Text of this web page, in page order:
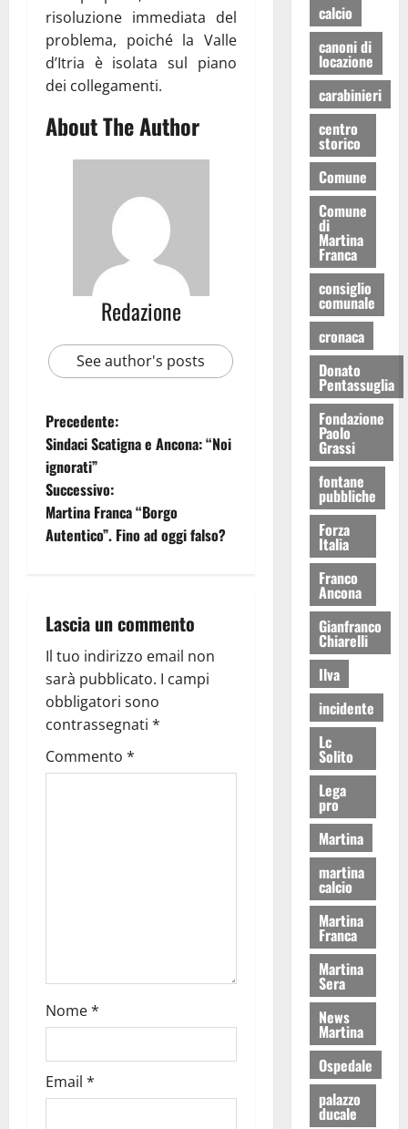
risoluzione immediata del
problema, poiché la Valle
d’Itria è isolata sul piano
dei collegamenti.
About The Author
Redazione
See author's posts
Precedente:
Sindaci Scatigna e Ancona: “Noi
ignorati”
Successivo:
Martina Franca “Borgo
Autentico”. Fino ad oggi falso?
Lascia un commento
Il tuo indirizzo email non
sarà pubblicato. I campi
obbligatori sono
contrassegnati *
Commento *
Nome*
Email *
calcio
canoni di
locazione
carabinieri
centro
storico
Comune
Comune
di
Martina
Franca
consiglio
comunale
cronaca
Donato
Pentassuglia
Fondazione
Paolo
Grassi
fontane
pubbliche
Forza
Italia
Franco
Ancona
Gianfranco
Chiarelli
Ilva
incidente
Lc
Solito
Lega
pro
Martina
martina
calcio
Martina
Franca
Martina
Sera
News
Martina
Ospedale
palazzo
ducale